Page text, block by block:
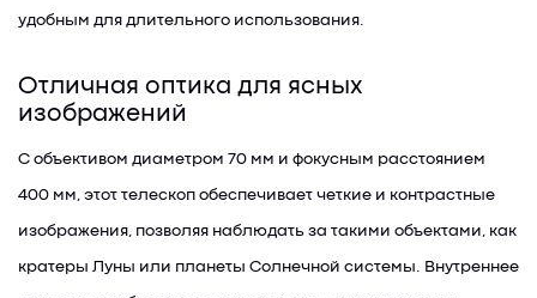
удобным для длительного использования.
Отличная оптика для ясных
изображений
С объективом диаметром 70 мм и фокусным расстоянием
400 мм, этот телескоп обеспечивает четкие и контрастные
изображения, позволяя наблюдать за такими объектами, как
кратеры Луны или планеты Солнечной системы. Внутреннее